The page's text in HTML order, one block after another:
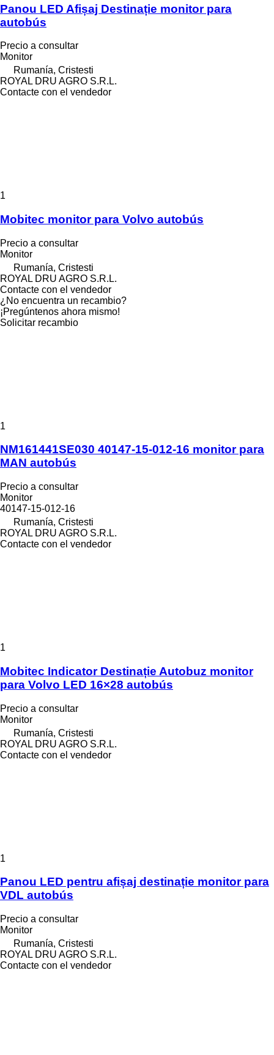
Panou LED Afișaj Destinație monitor para
autobús
Precio a consultar
Monitor
Rumanía, Cristesti
ROYAL DRU AGRO S.R.L.
Contacte con el vendedor
1
Mobitec monitor para Volvo autobús
Precio a consultar
Monitor
Rumanía, Cristesti
ROYAL DRU AGRO S.R.L.
Contacte con el vendedor
¿No encuentra un recambio?
¡Pregúntenos ahora mismo!
Solicitar recambio
1
NM161441SE030 40147-15-012-16 monitor para
MAN autobús
Precio a consultar
Monitor
40147-15-012-16
Rumanía, Cristesti
ROYAL DRU AGRO S.R.L.
Contacte con el vendedor
1
Mobitec Indicator Destinație Autobuz monitor
para Volvo LED 16×28 autobús
Precio a consultar
Monitor
Rumanía, Cristesti
ROYAL DRU AGRO S.R.L.
Contacte con el vendedor
1
Panou LED pentru afișaj destinație monitor para
VDL autobús
Precio a consultar
Monitor
Rumanía, Cristesti
ROYAL DRU AGRO S.R.L.
Contacte con el vendedor